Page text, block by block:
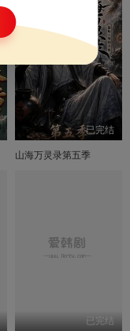
已完结
山海万灵录第五季
已完结